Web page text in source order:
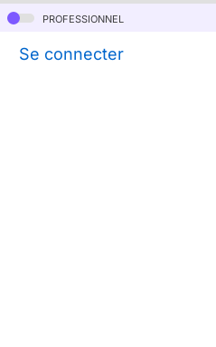
professionnel
Se connecter